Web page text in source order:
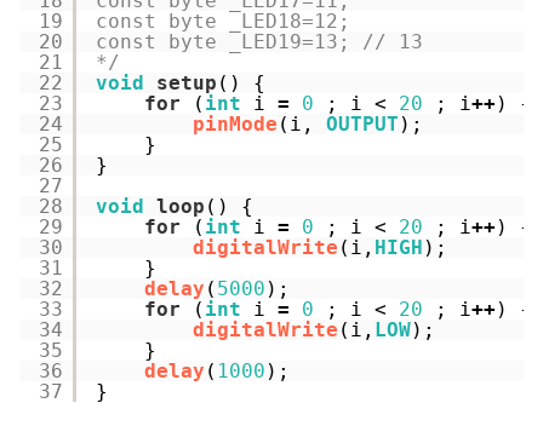
19
20
21
22
23
24
25
26
27
28
29
30
31
32
33
34
35
36
37
const byte _LED18=12;
const byte _LED19=13; // 13
*/
void
setup () {
for
( int i = 0 ; i < 20 ; i++) {
pinMode (i, OUTPUT );
}
}
void
loop () {
for
( int i = 0 ; i < 20 ; i++) {
digitalWrite (i, HIGH );
}
delay ( 5000 );
for
( int i = 0 ; i < 20 ; i++) {
digitalWrite (i, LOW);
}
delay ( 1000 );
}